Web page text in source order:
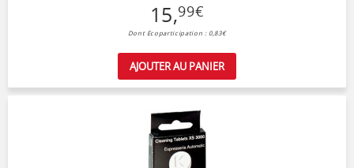
15,99€
Dont Ecoparticipation : 0,83€
AJOUTER AU PANIER